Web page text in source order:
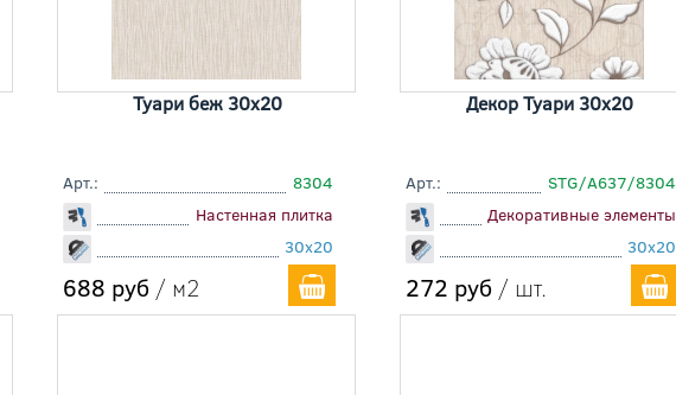
Туари беж 30x20
Арт.:
8304
Настенная плитка
30x20
688 руб / м2
Декор Туари 30x20
Арт.:
STG/A637/8304
Декоративные элементы
30x20
272 руб / шт.